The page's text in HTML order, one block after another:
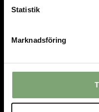
Statistik
Marknadsföring
Mån-fre 10-
HANDLA